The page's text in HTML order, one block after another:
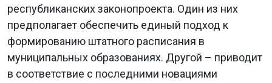
республиканских законопроекта. Один из них
предполагает обеспечить единый подход к
формированию штатного расписания в
муниципальных образованиях. Другой – приводит
в соответствие с последними новациями